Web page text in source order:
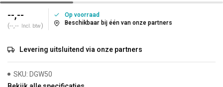
--,--
(--,-- Incl. btw)
Op voorraad
Beschikbaar bij één van onze partners
Levering uitsluitend via onze partners
SKU: DGW50